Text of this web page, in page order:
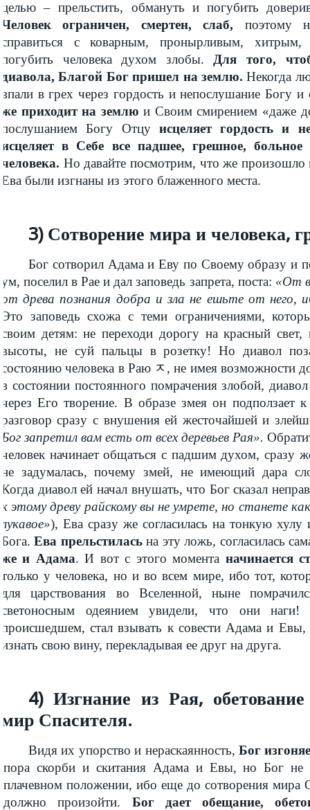
целью – прельстить, обмануть и погубить
Человек ограничен, смертен, слаб, поэтому
справиться с коварным, пронырливым,
погубить человека духом злобы. Для того,
диавола, Благой Бог пришел на землю.Некогда
впали в грех через гордость и непослушание Богу
же приходит на землю и Своим смирением «даже
послушанием Богу Отцу исцеляет гордость и
исцеляет в Себе все падшее, грешное, больное
человека. Но давайте посмотрим, что же
Ева были изгнаны из этого блаженного места.
3) Сотворение мира и человека,
Бог сотворил Адама и Еву по Своему образу и
ум, поселил в Рае и дал заповедь запрета, поста: «От
от древа познания добра и зла не ешьте от него,
Это заповедь схожа с теми ограничениями,
своим детям: не переходи дорогу на красный
высоты, не суй пальцы в розетку! Но диавол
состоянию человека в Раю ﾸ, не имея возможности
в состоянии постоянного помрачения злобой,
через Его творение. В образе змея он подползает
разговор сразу с внушения ей жесточайшей и
Бог запретил вам есть от всех деревьев Рая».
человек начинает общаться с падшим духом, сразу
не задумалась, почему змей, не имеющий дара
Когда диавол ей начал внушать, что Бог сказал
к этому древу райскому вы не умрете, но станете
лукавое»), Ева сразу же согласилась на тонкую хулу
Бога.Ева прельстиласьна эту ложь, согласилась
же и Адама. И вот с этого момента начинается
только у человека, но и во всем мире, ибо тот,
для царствования во Вселенной, ныне
светоносным одеянием увидели, что они
происшедшем, стал взывать к совести Адама и Евы,
изнать свою вину, перекладывая ее друг на друга.
4) Изгнание из Рая,
мир Спасителя.
Видя их упорство и нераскаянность, Бог
пора скорби и скитания Адама и Евы, но Бог не
плачевном положении, ибо еще до сотворения мира
должно произойти. Бог дает обещание,